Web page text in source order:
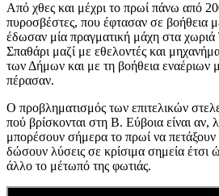
Από χθες και μέχρι το πρωί πάνω από
πυροσβέστες, που έφτασαν σε βοήθεια
έδωσαν μία πραγματική μάχη στα χωριά
Σπαθάρι μαζί με εθελοντές και
των Δήμων και με τη βοήθεια εναέριων
πέρασαν.
Ο προβληματισμός των επιτελικών
πού βρίσκονται στη Β. Εύβοια είναι
μπορέσουν σήμερα το πρωί να πετάξουν
δώσουν λύσεις σε κρίσιμα σημεία έτσι
άλλο το μέτωπό της φωτιάς.